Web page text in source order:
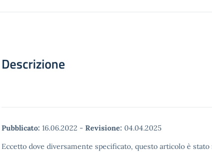
Descrizione
Pubblicato: 16.06.2022 - Revisione: 04.04.2025
Eccetto dove diversamente specificato, questo articolo è